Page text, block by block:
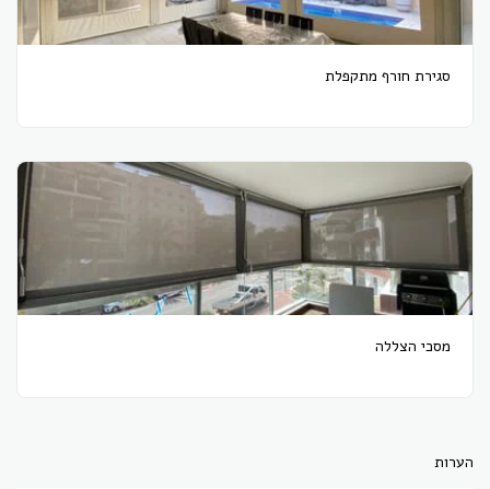
סגירת חורף מתקפלת
מסכי הצללה
הערות